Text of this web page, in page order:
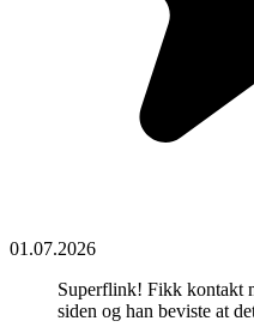
01.07.2026
Superflink! Fikk kontakt
siden og han beviste at